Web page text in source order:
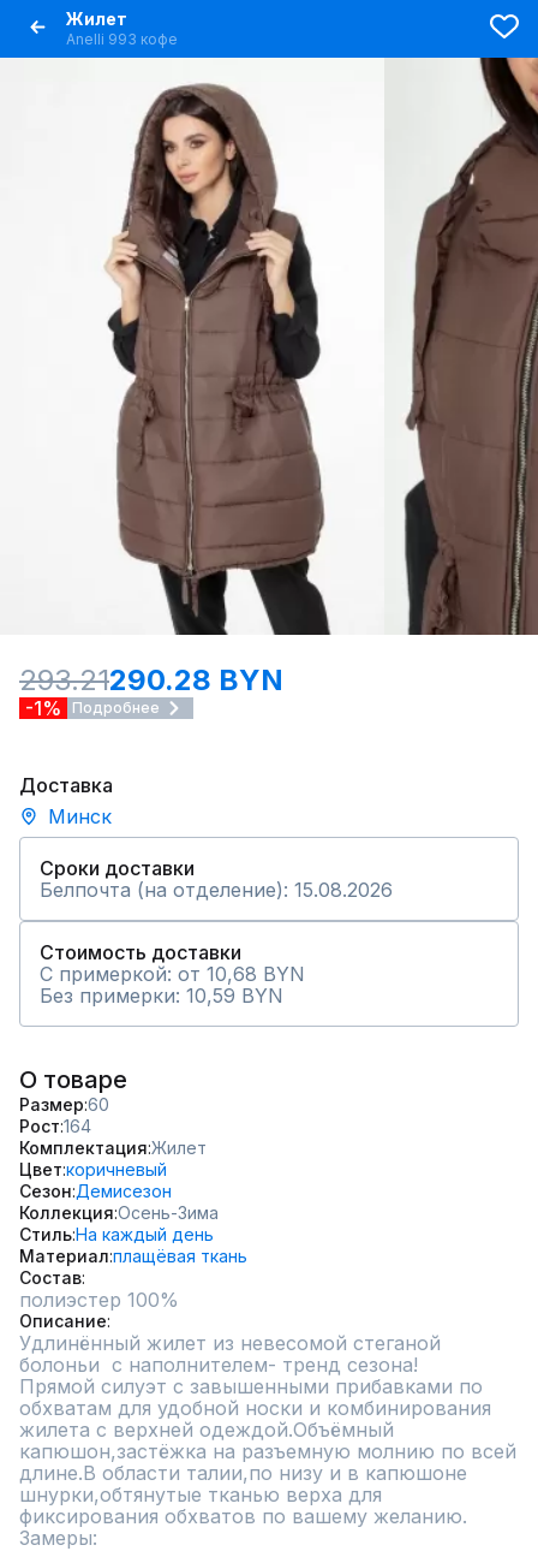
Жилет
Anelli 993 кофе
293.21290.28 BYN
-1% Подробнее
Доставка
Минск
Сроки доставки
Белпочта (на отделение): 15.08.2026
Стоимость доставки
С примеркой: от 10,68 BYN
Без примерки: 10,59 BYN
О товаре
Размер 60
Рост 164
Комплектация Жилет
Цвет коричневый
Сезон Демисезон
Коллекция Осень-Зима
СтильНа каждый день
Материал плащёвая ткань
Состав
полиэстер 100%
Описание
Удлинённый жилет из невесомой стеганой
болоньи  с наполнителем- тренд сезона!
Прямой силуэт с завышенными прибавками по
обхватам для удобной носки и комбинирования
жилета с верхней одеждой.Объёмный
капюшон,застёжка на разъемную молнию по всей
длине.В области талии,по низу и в капюшоне
шнурки,обтянутые тканью верха для
фиксирования обхватов по вашему желанию.
Замеры: